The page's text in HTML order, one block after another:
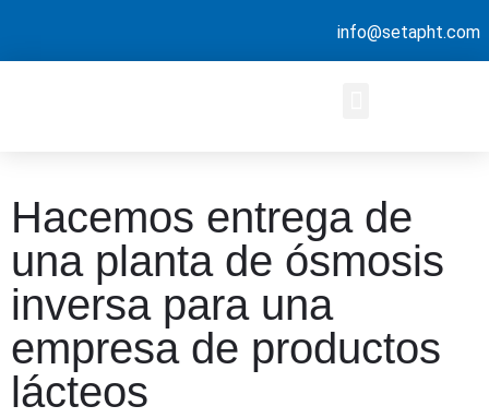
info@setapht.com
Hacemos entrega de
una planta de ósmosis
inversa para una
empresa de productos
lácteos